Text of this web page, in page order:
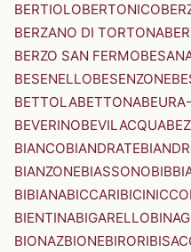
BERTIOLOBERTONICO
BERZANO DI TORTONA
BERZO SAN FERMO
BESENELLOBESENZONE
BETTOLABETTONA
BEVERINOBEVILACQUA
BIANCOBIANDRATE
BIANZONEBIASSONO
BIBIANABICCARIBICINICCO
BIENTINABIGARELLO
BIONAZBIONEBIRORI